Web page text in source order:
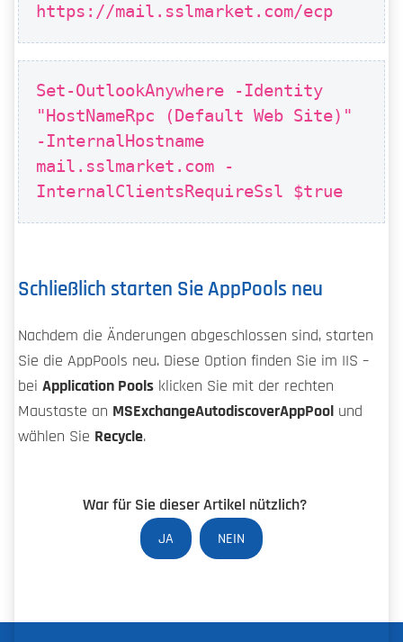
https://mail.sslmarket.com/ecp
Set-OutlookAnywhere -Identity
"HostNameRpc (Default Web Site)"
-InternalHostname
mail.sslmarket.com -
InternalClientsRequireSsl $true
Schließlich starten Sie AppPools neu
Nachdem die Änderungen abgeschlossen sind, starten
Sie die AppPools neu. Diese Option finden Sie im IIS –
bei Application Pools klicken Sie mit der rechten
Maustaste an MSExchangeAutodiscoverAppPool und
wählen Sie Recycle.
War für Sie dieser Artikel nützlich?
JA NEIN